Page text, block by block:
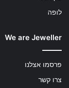
לופה
We are Jeweller
פרסמו אצלנו
צרו קשר